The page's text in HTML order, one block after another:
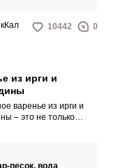
10442 0
из ирги и
варенье из ирги и
– это не только
в нашем регионе, не
песок, вода